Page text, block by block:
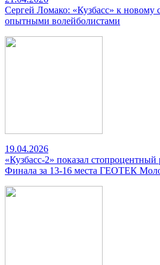
Сергей Ломако: «Кузбасс» к новому
опытными волейболистами
19.04.2026
«Кузбасс-2» показал стопроцентный
Финала за 13-16 места ГЕОТЕК